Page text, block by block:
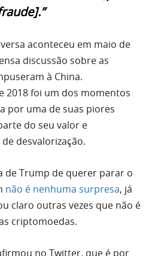
aconteceu em maio de
discussão sobre as
à China.
2018 foi um dos momentos
por uma de suas piores
do seu valor e
desvalorização.
de Trump de querer parar o
não é nenhuma surpresa, já
claro outras vezes que não é
criptomoedas.
no Twitter, que é por